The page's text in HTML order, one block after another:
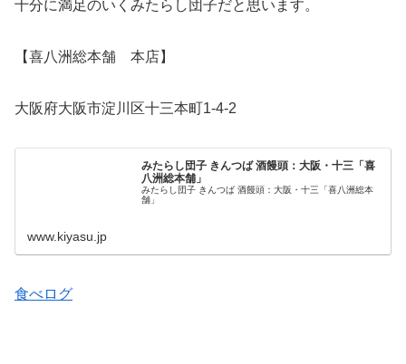
十分に満足のいくみたらし団子だと思います。
【喜八洲総本舗 本店】
大阪府大阪市淀川区十三本町1-4-2
みたらし団子 きんつば 酒饅頭：大阪・十三「喜
八洲総本舗」
みたらし団子 きんつば 酒饅頭：大阪・十三「喜八洲総本
舗」
www.kiyasu.jp
食べログ